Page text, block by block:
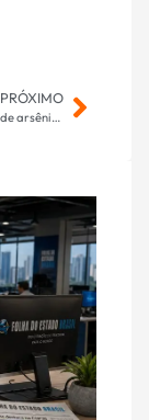
PRÓXIMO
Comercialização de arsênio sem autorização expressa pode ser vetada em MS